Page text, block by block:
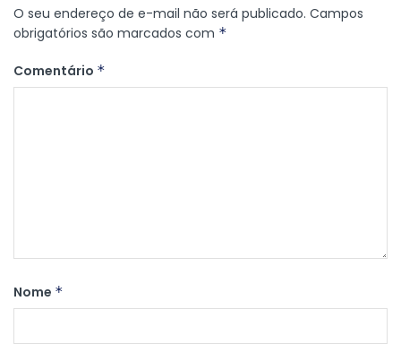
O seu endereço de e-mail não será publicado. Campos
obrigatórios são marcados com *
Comentário *
Nome *